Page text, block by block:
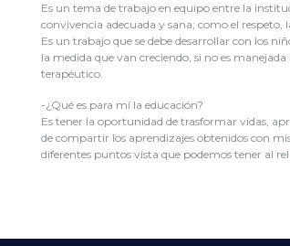
Es un tema de trabajo en equipo entre la
convivencia adecuada y sana; como el
Es un trabajo que se debe desarrollar con los
la medida que van creciendo, si no es
terapéutico.
-¿Qué es para mí la educación?
Es tener la oportunidad de trasformar vidas,
de compartir los aprendizajes obtenidos con
diferentes puntos vista que podemos tener al